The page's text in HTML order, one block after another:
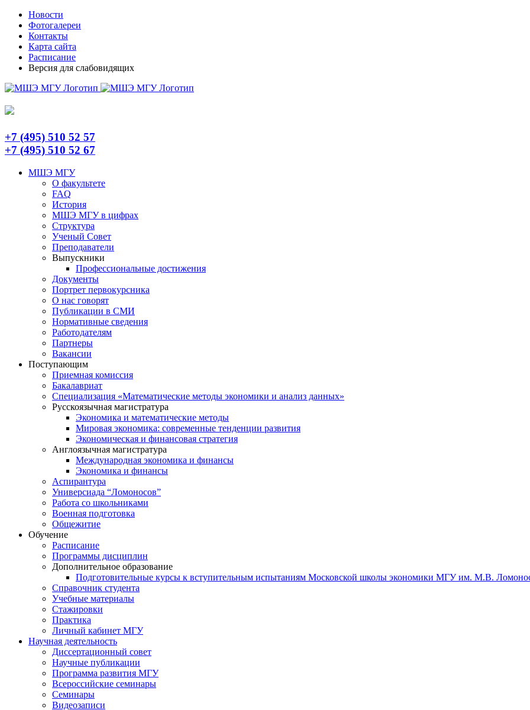
Skip
content
TelegramНовости
Фотогалереи
Контакты
Карта сайта
Расписание
Версия для слабовидящих
+7 (495) 510 52 57
+7 (495) 510 52 67
МШЭ МГУ
О факультете
FAQ
История
МШЭ МГУ в цифрах
Структура
Ученый Совет
Преподаватели
Выпускники
Профессиональные достижения
Документы
Портрет первокурсника
О нас говорят
Публикации в СМИ
Нормативные сведения
Работодателям
Партнеры
Вакансии
Поступающим
Приемная комиссия
Бакалавриат
Специализация «Математические методы экономики и анализ данных»
Русскоязычная магистратура
Экономика и математические методы
Мировая экономика: современные тенденции развития
Экономическая и финансовая стратегия
Англоязычная магистратура
Международная экономика и финансы
Экономика и финансы
Аспирантура
Универсиада “Ломоносов”
Работа со школьниками
Военная подготовка
Общежитие
Обучение
Расписание
Программы дисциплин
Дополнительное образование
Подготовительные курсы к вступительным испытаниям Московской школы экономики МГУ им. М.В.
Справочник студента
Учебные материалы
Стажировки
Практика
Личный кабинет МГУ
Научная деятельность
Диссертационный совет
Научные публикации
Программа развития МГУ
Всероссийские семинары
Семинары
Видеозаписи